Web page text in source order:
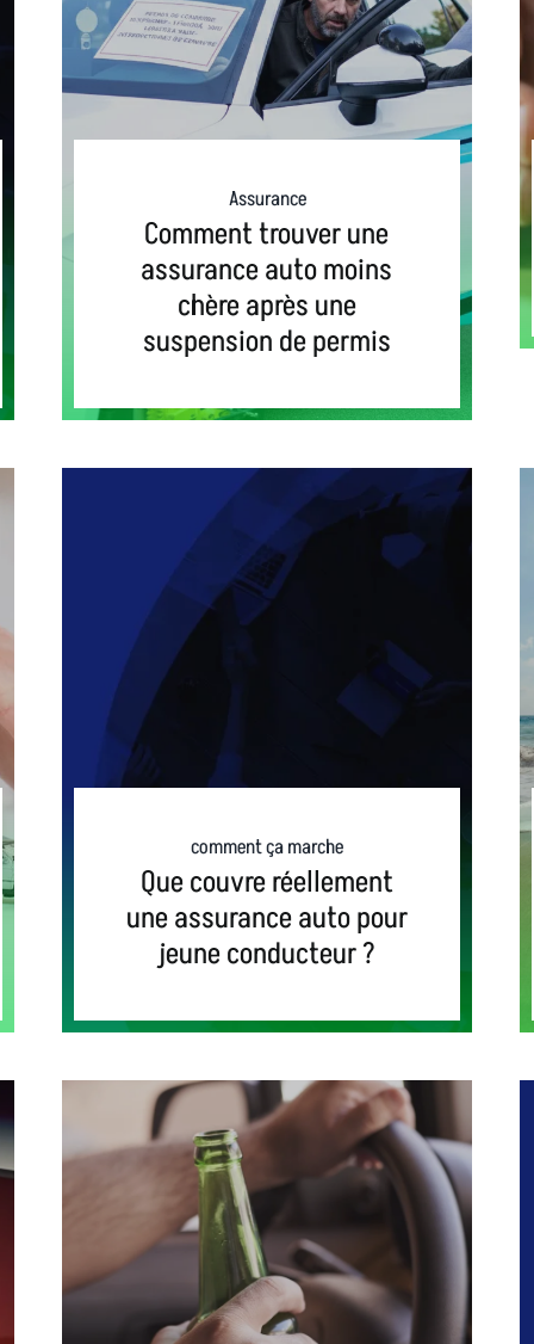
Assurance
Comment trouver une
assurance auto moins
chère après une
suspension de permis
comment ça marche
Que couvre réellement
une assurance auto pour
jeune conducteur ?